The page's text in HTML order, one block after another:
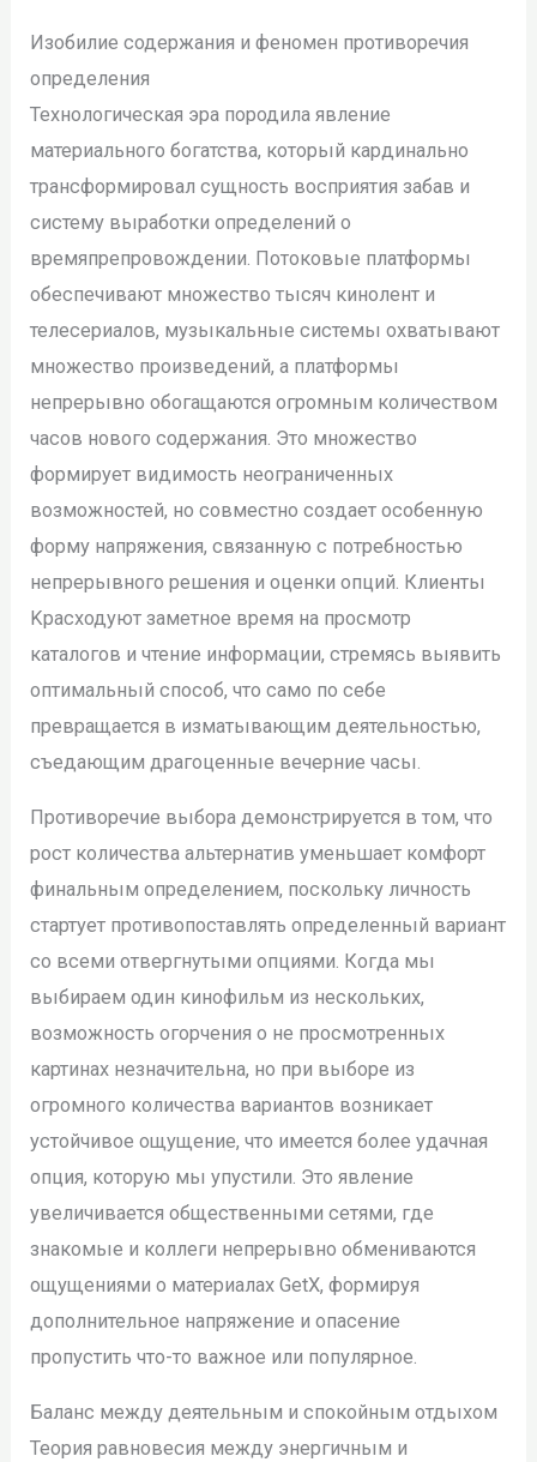
Изобилие содержания и феномен противоречия
определения
Технологическая эра породила явление
материального богатства, который кардинально
трансформировал сущность восприятия забав и
систему выработки определений о
времяпрепровождении. Потоковые платформы
обеспечивают множество тысяч кинолент и
телесериалов, музыкальные системы охватывают
множество произведений, а платформы
непрерывно обогащаются огромным количеством
часов нового содержания. Это множество
формирует видимость неограниченных
возможностей, но совместно создает особенную
форму напряжения, связанную с потребностью
непрерывного решения и оценки опций. Клиенты
Kрасходуют заметное время на просмотр
каталогов и чтение информации, стремясь выявить
оптимальный способ, что само по себе
превращается в изматывающим деятельностью,
съедающим драгоценные вечерние часы.
Противоречие выбора демонстрируется в том, что
рост количества альтернатив уменьшает комфорт
финальным определением, поскольку личность
стартует противопоставлять определенный вариант
со всеми отвергнутыми опциями. Когда мы
выбираем один кинофильм из нескольких,
возможность огорчения о не просмотренных
картинах незначительна, но при выборе из
огромного количества вариантов возникает
устойчивое ощущение, что имеется более удачная
опция, которую мы упустили. Это явление
увеличивается общественными сетями, где
знакомые и коллеги непрерывно обмениваются
ощущениями о материалах GetX, формируя
дополнительное напряжение и опасение
пропустить что-то важное или популярное.
Баланс между деятельным и спокойным отдыхом
Теория равновесия между энергичным и